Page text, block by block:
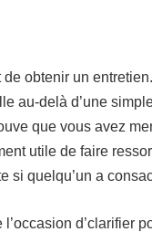
obtenir un
au-delà d’une
que vous avez
utile de faire
quelqu’un a
d’clarifier